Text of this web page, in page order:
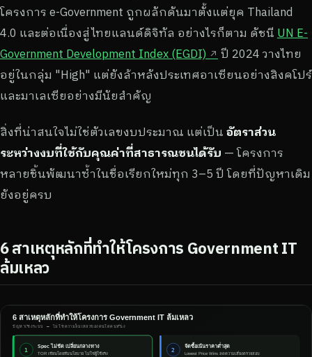
โครงการ e-Government ถูกผลักดันมาตั้งแต่ยุค Thailand
4.0 และต่อเนื่องสู่ไทยแลนด์ดิจิทัล อย่างไรก็ตาม ดัชนี UN E-
Government Development Index (EGDI)
ปี 2024 วางไทย
อยู่ในกลุ่ม "High" แต่ยังล้าหลังประเทศอาเซียนอย่างสิงคโปร์
และมาเลเซียอย่างมีนัยสำคัญ
สิ่งที่น่าสนใจไม่ใช่ตัวเลขงบประมาณ แต่เป็น อัตราส่วน
ระหว่างงบที่ใช้กับคุณค่าที่สาธารณชนได้รับ — โครงการ
หลายชิ้นพัฒนาซ้ำในชื่อเรียกใหม่ทุก 3–5 ปี โดยที่ปัญหาเดิม
ยังอยู่ครบ
6 สาเหตุหลักที่ทำให้โครงการ Government IT
ล้มเหลว